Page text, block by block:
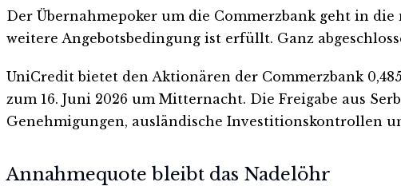
Der Übernahmepoker um die Commerzbank geht in
weitere Angebotsbedingung ist erfüllt. Ganz
UniCredit bietet den Aktionären der Commerzbank
zum 16. Juni 2026 um Mitternacht. Die Freigabe aus
Genehmigungen, ausländische Investitionskontrollen
Annahmequote bleibt das Nadelöhr